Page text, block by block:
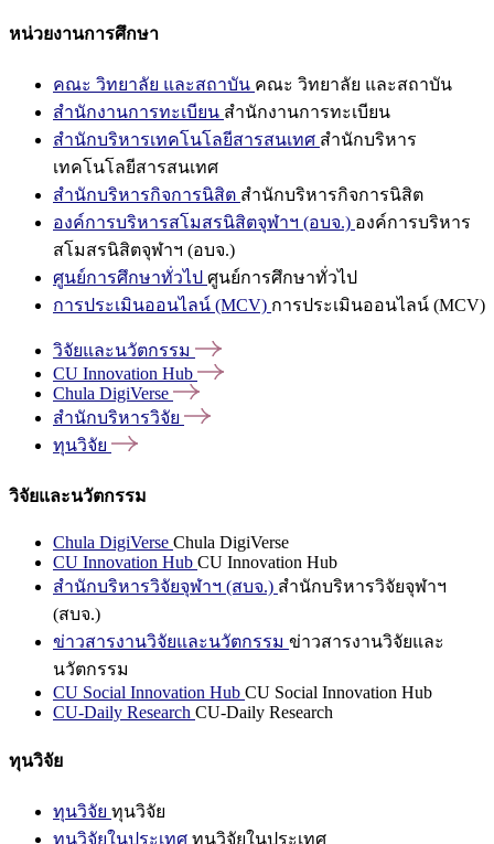
หน่วยงานการศึกษา
คณะ วิทยาลัย และสถาบัน คณะ วิทยาลัย และสถาบัน
สำนักงานการทะเบียน สำนักงานการทะเบียน
สำนักบริหารเทคโนโลยีสารสนเทศ สำนักบริหาร
เทคโนโลยีสารสนเทศ
สำนักบริหารกิจการนิสิต สำนักบริหารกิจการนิสิต
องค์การบริหารสโมสรนิสิตจุฬาฯ (อบจ.) องค์การบริหาร
สโมสรนิสิตจุฬาฯ (อบจ.)
ศูนย์การศึกษาทั่วไป ศูนย์การศึกษาทั่วไป
การประเมินออนไลน์ (MCV) การประเมินออนไลน์ (MCV)
วิจัยและนวัตกรรม
CU Innovation Hub
Chula DigiVerse
สำนักบริหารวิจัย
ทุนวิจัย
วิจัยและนวัตกรรม
Chula DigiVerse Chula DigiVerse
CU Innovation Hub CU Innovation Hub
สำนักบริหารวิจัยจุฬาฯ (สบจ.) สำนักบริหารวิจัยจุฬาฯ
(สบจ.)
ข่าวสารงานวิจัยและนวัตกรรม ข่าวสารงานวิจัยและ
นวัตกรรม
CU Social Innovation Hub CU Social Innovation Hub
CU-Daily Research CU-Daily Research
ทุนวิจัย
ทุนวิจัย ทุนวิจัย
ทุนวิจัยในประเทศ ทุนวิจัยในประเทศ